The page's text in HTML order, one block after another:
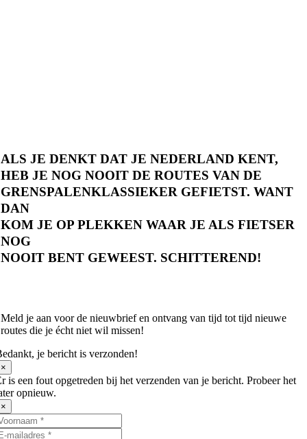
ALS JE DENKT DAT JE NEDERLAND KENT,
HEB JE NOG NOOIT DE ROUTES VAN DE
GRENSPALENKLASSIEKER GEFIETST. WANT
DAN
KOM JE OP PLEKKEN WAAR JE ALS FIETSER
NOG
NOOIT BENT GEWEEST. SCHITTEREND!
Meld je aan voor de nieuwbrief en ontvang van tijd tot tijd nieuwe
routes die je écht niet wil missen!
je bericht is verzonden!
×
is een fout opgetreden bij het verzenden van je bericht. Probeer het
opnieuw.
×